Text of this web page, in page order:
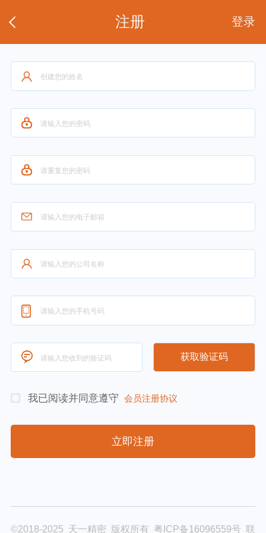
注册 登录
我已阅读并同意遵守 会员注册协议
立即注册
©2018-2025 天一精密 版权所有 粤ICP备16096559号 联